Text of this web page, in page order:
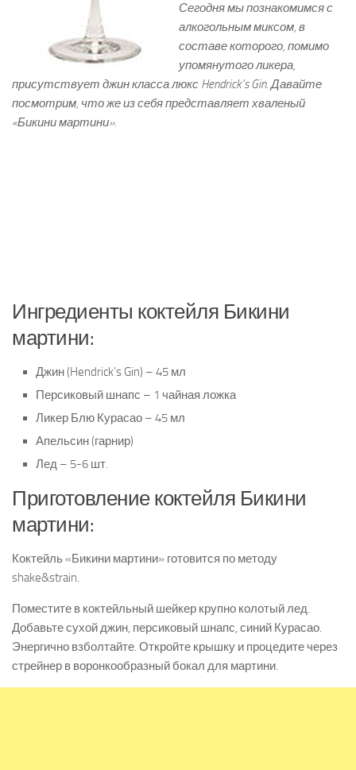
Сегодня мы познакомимся с
алкогольным миксом, в
составе которого, помимо
упомянутого ликера,
присутствует джин класса люкс Hendrick’s Gin. Давайте
посмотрим, что же из себя представляет хваленый
«Бикини мартини».
Ингредиенты коктейля Бикини
мартини:
Джин (Hendrick’s Gin) – 45 мл
Персиковый шнапс – 1 чайная ложка
Ликер Блю Курасао – 45 мл
Апельсин (гарнир)
Лед – 5-6 шт.
Приготовление коктейля Бикини
мартини:
Коктейль «Бикини мартини» готовится по методу
shake&strain.
Поместите в коктейльный шейкер крупно колотый лед.
Добавьте сухой джин, персиковый шнапс, синий Курасао.
Энергично взболтайте. Откройте крышку и процедите через
стрейнер в воронкообразный бокал для мартини.